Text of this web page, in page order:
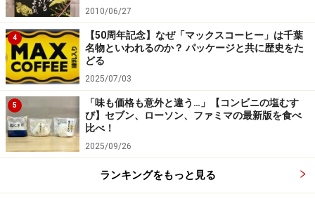
ルスポイントをアピールしています。
また、『HELLO NEW DREAM. PROJECT』という、嵐と
13の企業がひとつになって、『今こそ夢を持つことを応
援する』というプロジェクトの一環で、9月15日のデビ
ュー日に、三ツ矢サイダーからも『HELLO NEW DREAM.
特別限定パッケージ』全3種類が発売されました。
トドリンクを紹介します。
2010/06/27
4
【50周年記念】なぜ「マックスコーヒー」は千葉
名物といわれるのか？ パッケージと共に歴史をた
どる
2025/07/03
5
「味も価格も意外と違う…」【コンビニの塩むす
び】セブン、ローソン、ファミマの最新版を食べ
比べ！
2025/09/26
ランキングをもっと見る